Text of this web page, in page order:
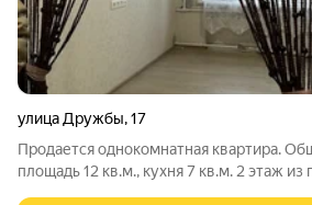
улица Дружбы,17
Продается однокомнатная квартира.
площадь 12 кв.м., кухня 7 кв.м. 2 этаж из